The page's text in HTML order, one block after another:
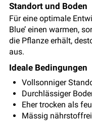
Standort und Boden
Für eine optimale
Blue’ einen warmen,
die Pflanze erhält,
aus.
Ideale Bedingungen
Vollsonniger
Durchlässiger
Eher trocken als
Mässig